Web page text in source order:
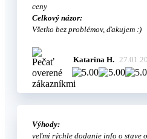
ceny
Celkový názor:
Všetko bez problémov, ďakujem :)
Katarína H.
Výhody:
veľmi rýchle dodanie info o stave